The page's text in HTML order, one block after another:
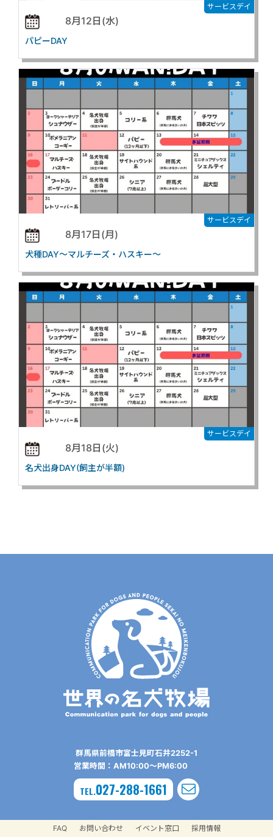
サービスデイ
8月12日(水)
パピーDAY
サービスデイ
8月17日(月)
犬種DAY～マルチーズ・ハスキー～
サービスデイ
8月18日(火)
名犬出身DAY(飼主が半額)
群⾺県前橋市富⼠⾒町⽯井2252-1
営業時間：AM10:00〜PM6:00
TEL.027-288-1661
FAQ お問い合わせ イベント窓口 採用情報